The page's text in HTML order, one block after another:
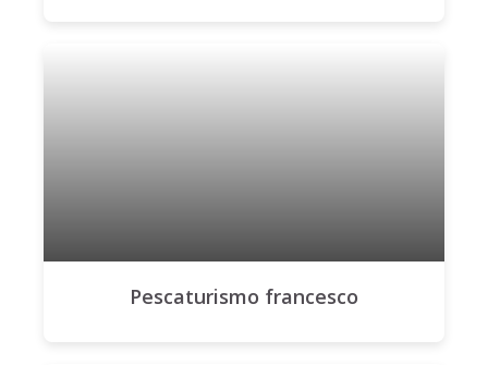
Pescaturismo francesco